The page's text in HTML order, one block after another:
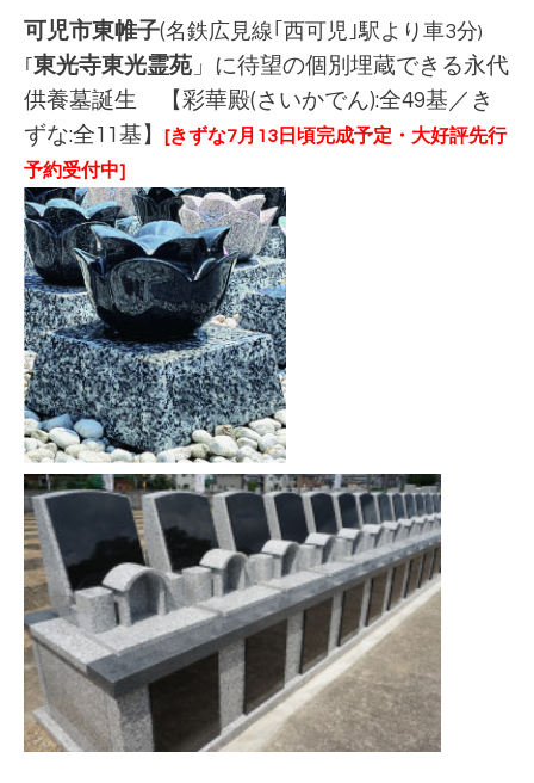
可児市東帷子(名鉄広見線｢西可児｣駅より車3分)
｢ 東光寺東光霊苑 」に待望の個別埋蔵できる永代
供養墓誕生 【彩華殿(さいかでん):全49基／き
ずな:全11基】
[きずな7月13日頃完成予定・大好評先行
予約受付中]